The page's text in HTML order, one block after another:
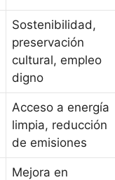
Sostenibilidad,
preservación
cultural, empleo
digno
Acceso a energía
limpia, reducción
de emisiones
Mejora en